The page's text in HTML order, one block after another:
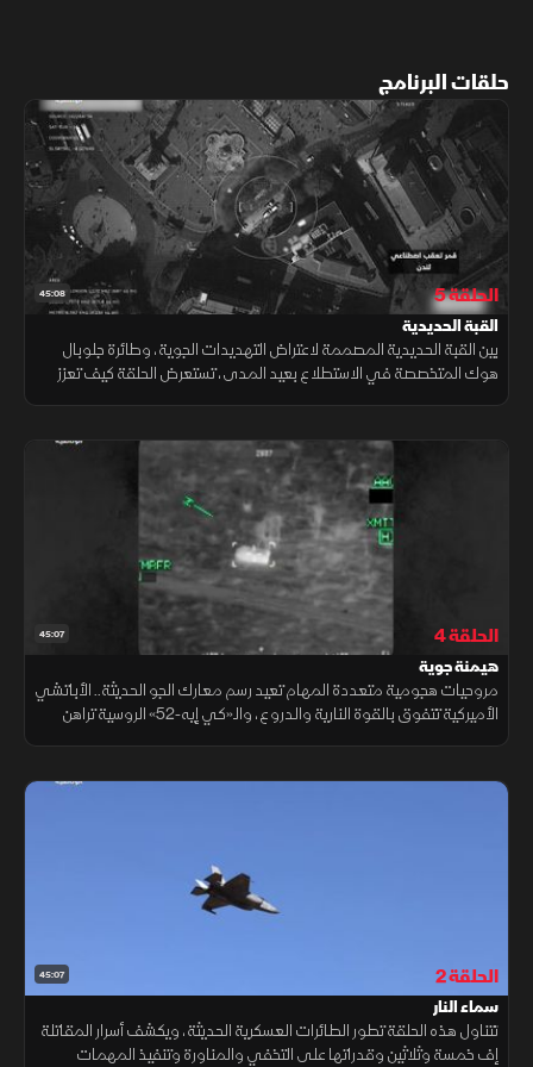
حلقات البرنامج
45:08 الحلقة 5
القبة الحديدية
بين القبة الحديدية المصممة لاعتراض التهديدات الجوية، وطائرة جلوبال
هوك المتخصصة في الاستطلاع بعيد المدى، تستعرض الحلقة كيف تعزز
45:07 الحلقة 4
هيمنة جوية
مروحيات هجومية متعددة المهام تعيد رسم معارك الجو الحديثة.. الأباتشي
الأميركية تتفوق بالقوة النارية والدروع، والـ«كي إيه-52» الروسية تراهن
45:07 الحلقة 2
سماء النار
تتناول هذه الحلقة تطور الطائرات العسكرية الحديثة، ويكشف أسرار المقاتلة
إف خمسة وثلاثين وقدراتها على التخفي والمناورة وتنفيذ المهمات